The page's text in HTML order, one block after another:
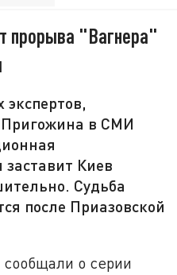
прорыва "Вагнера"
в СМИ
заставит Киев
Судьба
после Приазовской
о серии